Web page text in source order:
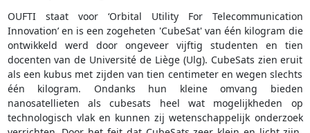
OUFTI staat voor ‘Orbital Utility For Telecommunication
Innovation’ en is een zogeheten 'CubeSat' van één kilogram die
ontwikkeld werd door ongeveer vijftig studenten en tien
docenten van de Université de Liège (Ulg). CubeSats zien eruit
als een kubus met zijden van tien centimeter en wegen slechts
één kilogram. Ondanks hun kleine omvang bieden
nanosatellieten als cubesats heel wat mogelijkheden op
technologisch vlak en kunnen zij wetenschappelijk onderzoek